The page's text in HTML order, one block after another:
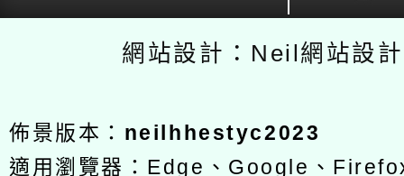
網站設計：Neil網站設
佈景版本： neilhhestyc2023
適用瀏覽器：Edge、Google、